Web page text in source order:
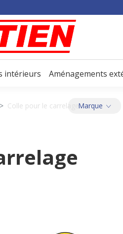
intérieurs Aménagements
Colle pour le carrelageMarque